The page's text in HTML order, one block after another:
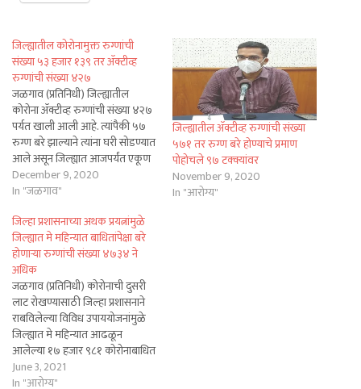
जिल्ह्यातील कोरोनामुक्त रुग्णांची
संख्या ५३ हजार १३९ तर ॲक्टीव्ह
रुग्णांची संख्या ४२७
जळगाव (प्रतिनिधी) जिल्ह्यातील
कोरोना ॲक्टीव्ह रुग्णांची संख्या ४२७
पर्यत खाली आली आहे. त्यांपैकी ५७
रुग्ण बरे झाल्याने त्यांना घरी सोडण्यात
आले असून जिल्ह्यात आजपर्यंत एकूण
५३ हजार १३९ रुग्ण कोरोनामुक्त झाले
आहेत. जिल्ह्यात रुग्ण बरे होण्याचे
आहे. जिल्ह्यात आज ३४ नवीन रुग्णांचे
निदान झाल्याची मा‍हिती
जिल्हाधिकारी…
December 9, 2020
In "जळगाव"
जिल्ह्यातील ॲक्टीव्ह रुग्णांची संख्या
५७१ तर रुग्ण बरे होण्याचे प्रमाण
पोहोचले ९७ टक्क्यांवर
November 9, 2020
In "आरोग्य"
जिल्हा प्रशासनाच्या अथक प्रयत्नांमुळे
जिल्ह्यात मे महिन्यात बाधितांपेक्षा बरे
होणाऱ्या रुग्णांची संख्या ४७३४ ने
अधिक
जळगाव (प्रतिनिधी) कोरोनाची दुसरी
लाट रोखण्यासाठी जिल्हा प्रशासनाने
राबविलेल्या विविध उपाययोजनांमुळे
जिल्ह्यात मे महिन्यात आढळून
आलेल्या १७ हजार ९८१ कोरोनाबाधित
रुग्णांपेक्षा ४ हजार ७३४ अधिक
रुग्णांनी कोरोनावर मात केली आहे. या
June 3, 2021
In "आरोग्य"